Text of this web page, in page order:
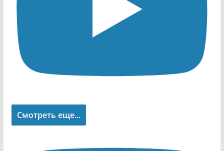
Смотреть еще...